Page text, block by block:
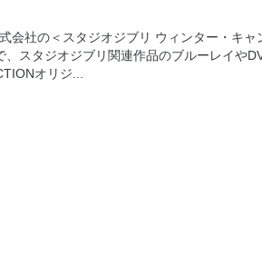
会社の＜スタジオジブリ ウィンター・キャ
スタジオジブリ関連作品のブルーレイや
オリジ...